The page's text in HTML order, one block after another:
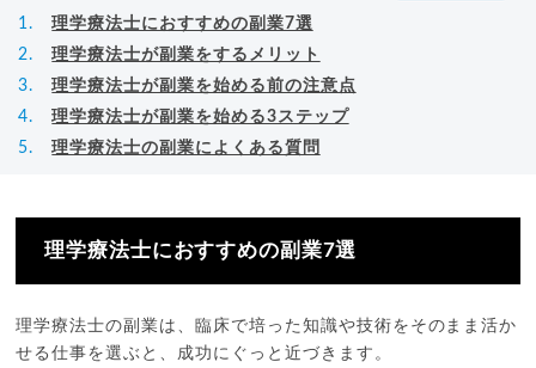
理学療法士におすすめの副業7選
理学療法士が副業をするメリット
理学療法士が副業を始める前の注意点
理学療法士が副業を始める3ステップ
理学療法士の副業によくある質問
理学療法士におすすめの副業7選
理学療法士の副業は、臨床で培った知識や技術をそのまま活か
せる仕事を選ぶと、成功にぐっと近づきます。